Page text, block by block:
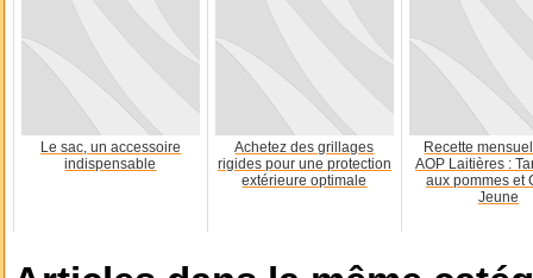
Le sac, un accessoire
indispensable
Achetez des grillages
rigides pour une protection
extérieure optimale
Recette
AOP Laitières :
aux pommes et
Jeune